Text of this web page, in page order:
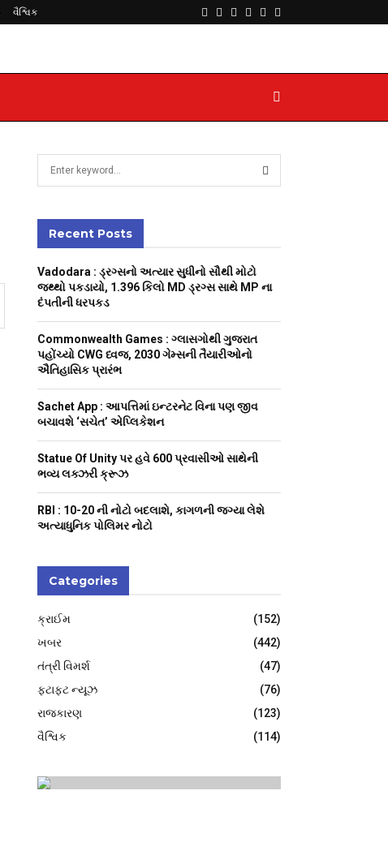
વૈશ્વિક Facebook
TwitterInstagram
YoutubeTelegram
h
f
o
r
Recent Posts
Vadodara : ડ્રગ્સનો અત્યાર સુધીનો સૌથી મોટો
જથ્થો પકડાયો, 1.396 કિલો MD ડ્રગ્સ સાથે MP ના
દંપતીની ધરપકડ
Commonwealth Games : ગ્લાસગોથી ગુજરાત
પહોંચ્યો CWG ધ્વજ, 2030 ગેમ્સની તૈયારીઓનો
ઐતિહાસિક પ્રારંભ
Sachet App : આપત્તિમાં ઇન્ટરનેટ વિના પણ જીવ
બચાવશે ‘સચેત’ એપ્લિકેશન
Statue Of Unity પર હવે 600 પ્રવાસીઓ સાથેની
ભવ્ય લક્ઝરી ક્રૂઝ
RBI : ₹10-20 ની નોટો બદલાશે, કાગળની જગ્યા લેશે
અત્યાધુનિક પોલિમર નોટો
Categories
ક્રાઈમ
(152)
ખબર
(442)
તંત્રી વિમર્શ
(47)
ફટાફટ ન્યૂઝ
(76)
રાજકારણ
(123)
વૈશ્વિક
(114)